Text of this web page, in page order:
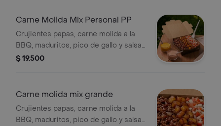
Carne Molida Mix Personal PP
Crujientes papas, carne molida a la
BBQ, maduritos, pico de gallo y salsas
al gusto.
$ 19.500
Carne molida mix grande
Crujientes papas, carne molida a la
BBQ, maduritos, pico de gallo y salsas